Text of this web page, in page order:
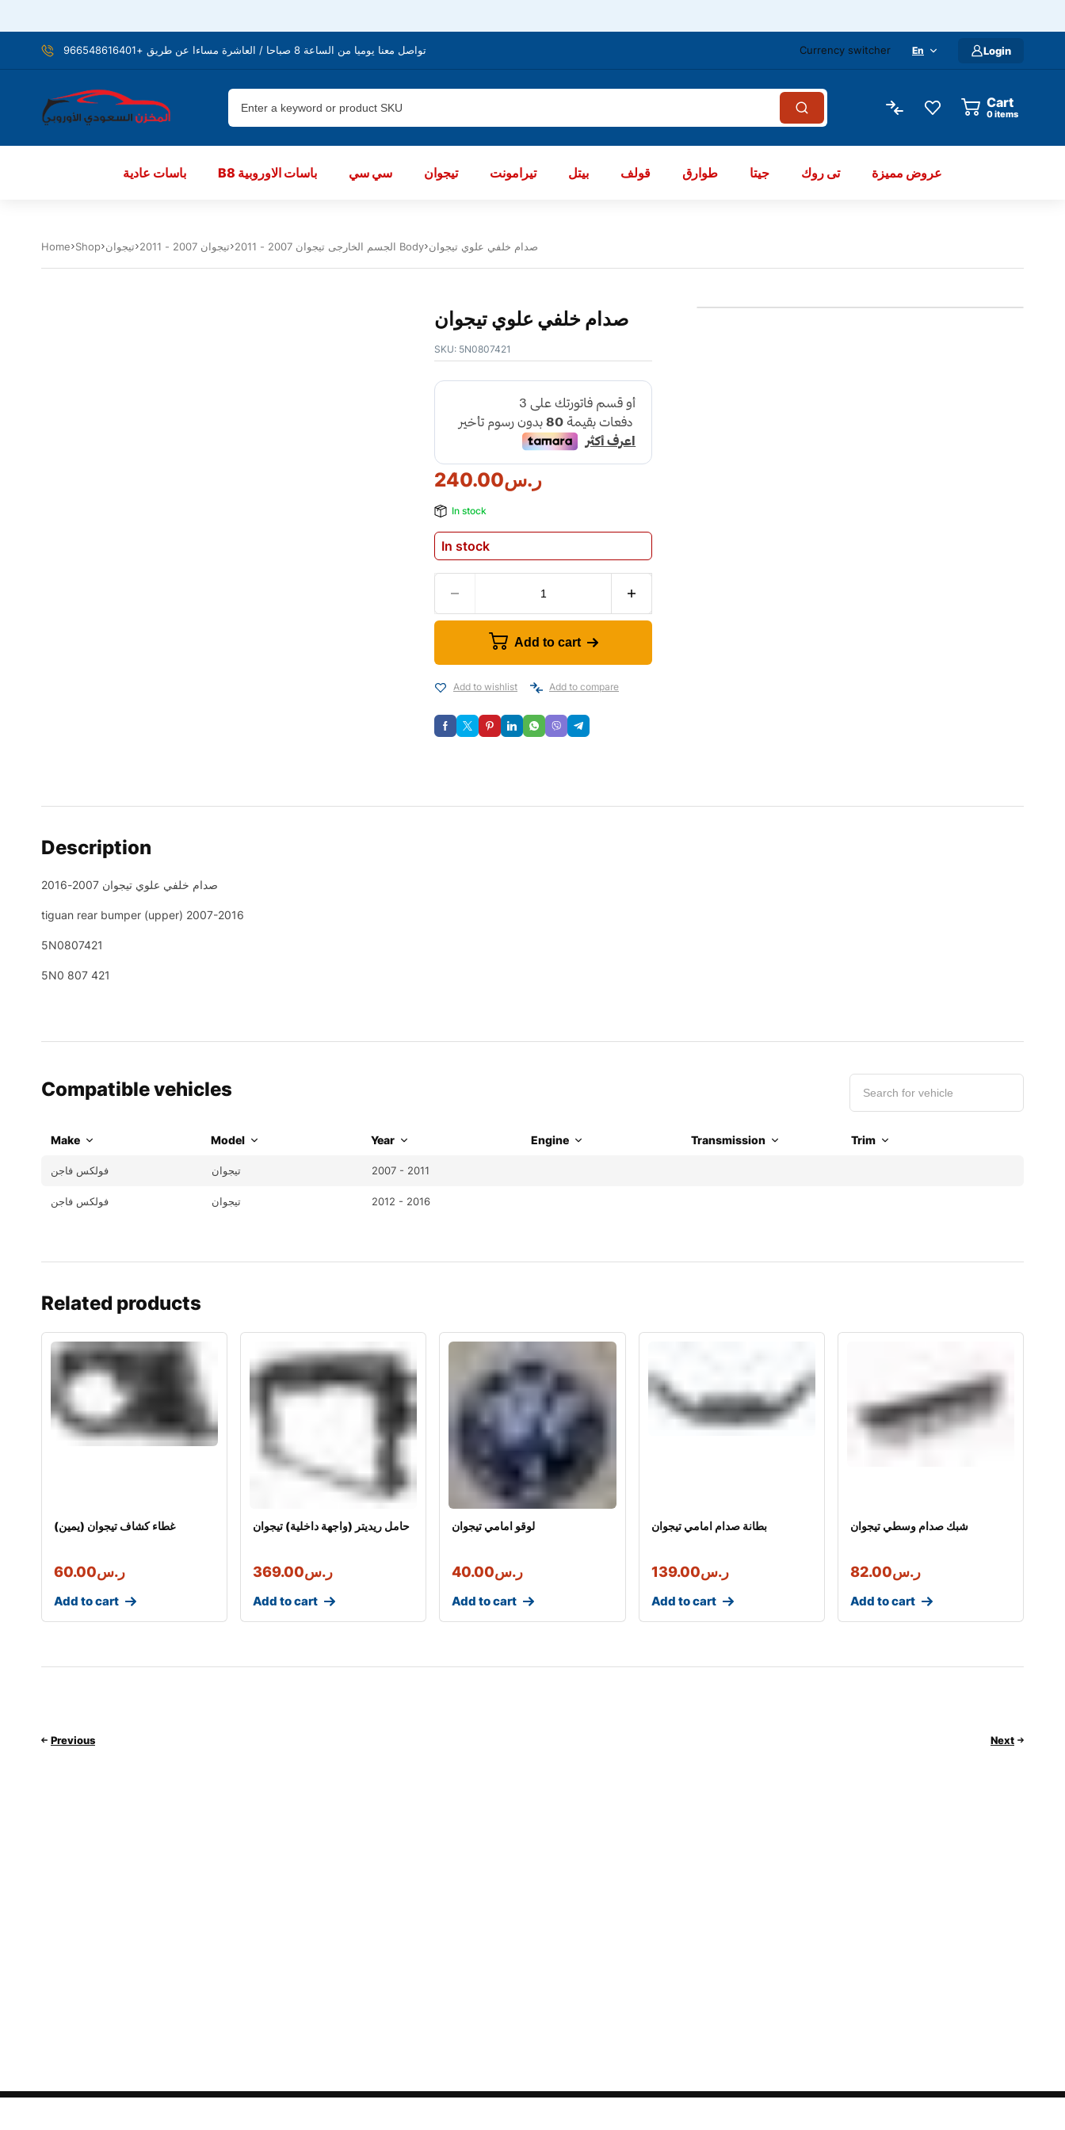
تواصل معنا يوميا من الساعة 8 صباحا / العاشرة مساءا عن طريق +966548616401 Currency switcher En Login
Cart
items
باسات عادية B8 باسات الاوروبية سي سي تيجوان تيرامونت بيتل قولف طوارق جيتا تى روك عروض مميزة
Home Shop تيجوان تيجوان 2007 - 2011 الجسم الخارجى تيجوان 2007 - 2011 Body صدام خلفي علوي تيجوان
صدام خلفي علوي تيجوان
SKU: 5N0807421
ر.س240.00
In stock
In stock
Add to cart
Add to wishlist Add to compare
Description
صدام خلفي علوي تيجوان 2007-2016
tiguan rear bumper (upper) 2007-2016
5N0807421
5N0 807 421
Compatible vehicles
Make Model Year Engine Transmission Trim
فولكس فاجن تيجوان 2007 - 2011
فولكس فاجن تيجوان 2012 - 2016
Related products
غطاء كشاف تيجوان (يمين)
ر.س60.00
Add to cart
حامل ريديتر (واجهة داخلية) تيجوان
ر.س369.00
Add to cart
لوقو امامي تيجوان
ر.س40.00
Add to cart
بطانة صدام امامي تيجوان
ر.س139.00
Add to cart
شبك صدام وسطي تيجوان
ر.س82.00
Add to cart
Previous Next